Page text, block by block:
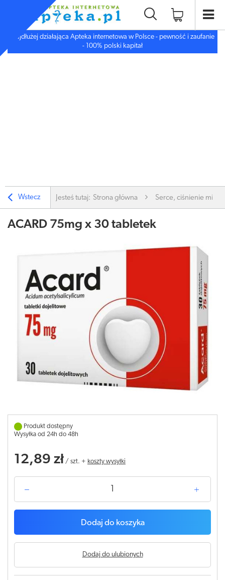
Najdłużej działająca Apteka internetowa w Polsce - pewność i zaufanie
- 100% polski kapitał
Wstecz Jesteś tutaj: Strona główna Serce, ciśnienie
ACARD 75mg x 30 tabletek
Produkt dostępny
Wysyłka od 24h do 48h
12,89 zł / szt. + koszty wysyłki
Dodaj do koszyka
Dodaj do ulubionych